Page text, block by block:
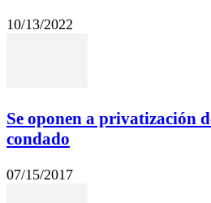
10/13/2022
Se oponen a privatización
condado
07/15/2017